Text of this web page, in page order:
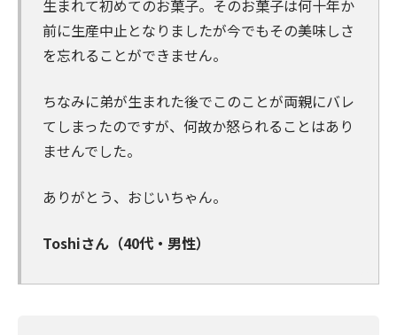
生まれて初めてのお菓子。そのお菓子は何十年か
前に生産中止となりましたが今でもその美味しさ
を忘れることができません。
ちなみに弟が生まれた後でこのことが両親にバレ
てしまったのですが、何故か怒られることはあり
ませんでした。
ありがとう、おじいちゃん。
Toshiさん（40代・男性）